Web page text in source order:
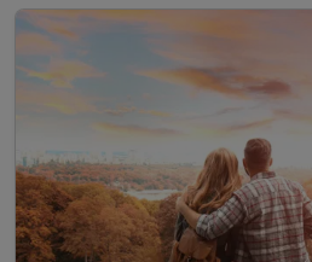
1 x Lunchpaket für den 2. Tag
inkl. Entspannung in unserer Sauna